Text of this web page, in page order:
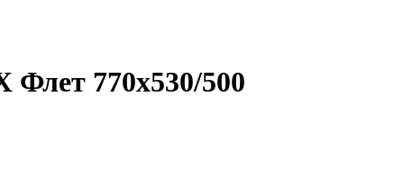
770х530/500